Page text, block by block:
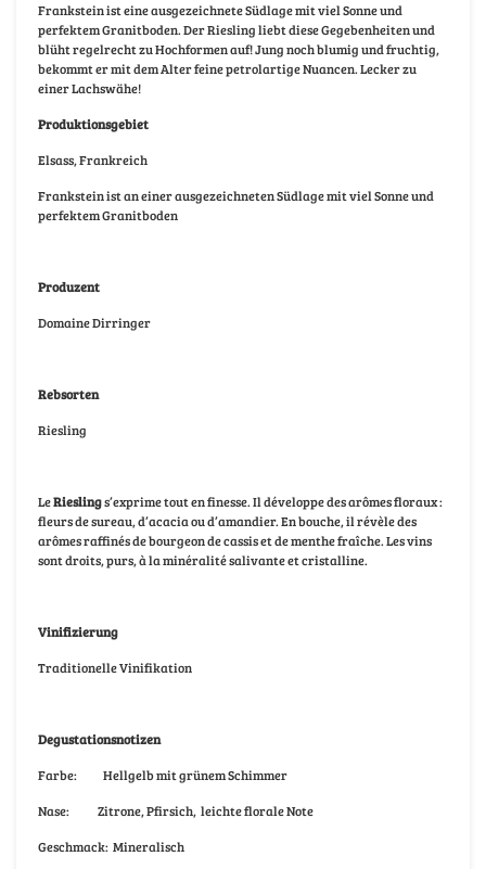
Frankstein ist eine ausgezeichnete Südlage mit viel Sonne und
perfektem Granitboden. Der Riesling liebt diese Gegebenheiten und
blüht regelrecht zu Hochformen auf! Jung noch blumig und fruchtig,
bekommt er mit dem Alter feine petrolartige Nuancen. Lecker zu
einer Lachswähe!
Produktionsgebiet
Elsass, Frankreich
Frankstein ist an einer ausgezeichneten Südlage mit viel Sonne und
perfektem Granitboden
Produzent
Domaine Dirringer
Rebsorten
Riesling
LeRieslings’exprime tout en finesse. Il développe des arômes floraux :
fleurs de sureau, d’acacia ou d’amandier. En bouche, il révèle des
arômes raffinés de bourgeon de cassis et de menthe fraîche. Les vins
sont droits, purs, à la minéralité salivante et cristalline.
Vinifizierung
Traditionelle Vinifikation
Degustationsnotizen
Farbe: Hellgelb mit grünem Schimmer
Nase: Zitrone, Pfirsich, leichte florale Note
Geschmack: Mineralisch